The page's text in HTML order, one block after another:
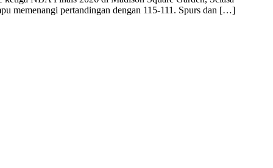
memenangi pertandingan dengan 115-111. Spurs dan […]